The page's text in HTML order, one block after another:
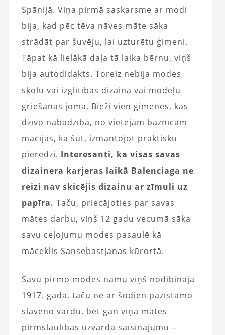
Spānijā. Viņa pirmā saskarsme ar modi
bija, kad pēc tēva nāves māte sāka
strādāt par šuvēju, lai uzturētu ģimeni.
Tāpat kā lielākā daļa tā laika bērnu, viņš
bija autodidakts. Toreiz nebija modes
skolu vai izglītības dizaina vai modeļu
griešanas jomā. Bieži vien ģimenes, kas
dzīvo nabadzībā, no vietējām baznīcām
mācījās, kā šūt, izmantojot praktisku
pieredzi. Interesanti, ka visas savas
dizainera karjeras laikā Balenciaga ne
reizi nav skicējis dizainu ar zīmuli uz
papīra. Taču, priecājoties par savas
mātes darbu, viņš 12 gadu vecumā sāka
savu ceļojumu modes pasaulē kā
māceklis Sansebastjanas kūrortā.
Savu pirmo modes namu viņš nodibināja
1917. gadā, taču ne ar šodien pazīstamo
slaveno vārdu, bet gan viņa mātes
pirmslaulības uzvārda saīsinājumu –